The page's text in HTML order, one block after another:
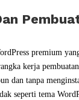
premium
kerja
dan tanpa
seperti tema